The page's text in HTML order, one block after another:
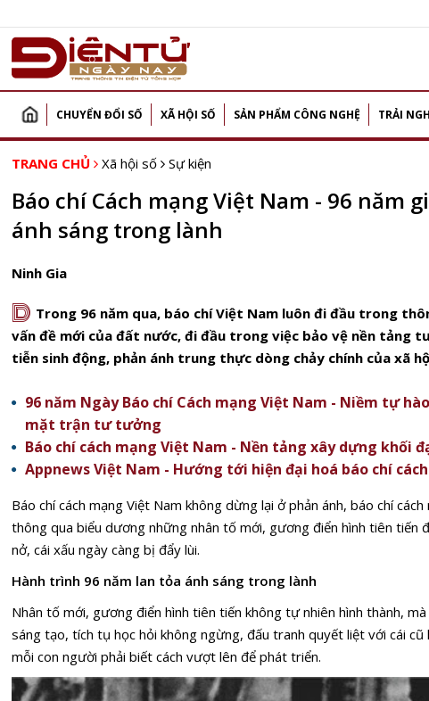
CHUYỂN ĐỔI SỐ XÃ HỘI SỐ SẢN PHẨM CÔNG NGHỆ TRẢI
TRANG CHỦ Xã hội số Sự kiện
Báo chí Cách mạng Việt Nam - 96 năm
ánh sáng trong lành
Ninh Gia
D Trong 96 năm qua, báo chí Việt Nam luôn đi đầu trong
vấn đề mới của đất nước, đi đầu trong việc bảo vệ nền tảng
tiễn sinh động, phản ánh trung thực dòng chảy chính của xã
96 năm Ngày Báo chí Cách mạng Việt Nam - Niềm tự
mặt trận tư tưởng
Báo chí cách mạng Việt Nam - Nền tảng xây dựng khối
Appnews Việt Nam - Hướng tới hiện đại hoá báo chí
Báo chí cách mạng Việt Nam không dừng lại ở phản ánh, báo chí
thông qua biểu dương những nhân tố mới, gương điển hình tiên tiến
nở, cái xấu ngày càng bị đẩy lùi.
Hành trình 96 năm lan tỏa ánh sáng trong lành
Nhân tố mới, gương điển hình tiên tiến không tự nhiên hình thành,
sáng tạo, tích tụ học hỏi không ngừng, đấu tranh quyết liệt với cái cũ
mỗi con người phải biết cách vượt lên để phát triển.